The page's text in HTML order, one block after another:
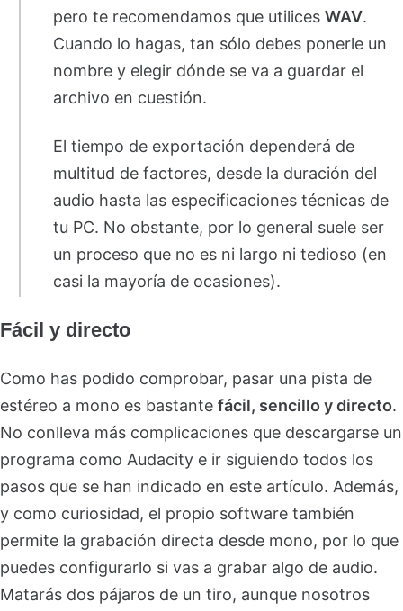
pero te recomendamos que utilices WAV.
Cuando lo hagas, tan sólo debes ponerle un
nombre y elegir dónde se va a guardar el
archivo en cuestión.
El tiempo de exportación dependerá de
multitud de factores, desde la duración del
audio hasta las especificaciones técnicas de
tu PC. No obstante, por lo general suele ser
un proceso que no es ni largo ni tedioso (en
casi la mayoría de ocasiones).
Fácil y directo
Como has podido comprobar, pasar una pista de
estéreo a mono es bastante fácil, sencillo y directo.
No conlleva más complicaciones que descargarse un
programa como Audacity e ir siguiendo todos los
pasos que se han indicado en este artículo. Además,
y como curiosidad, el propio software también
permite la grabación directa desde mono, por lo que
puedes configurarlo si vas a grabar algo de audio.
Matarás dos pájaros de un tiro, aunque nosotros